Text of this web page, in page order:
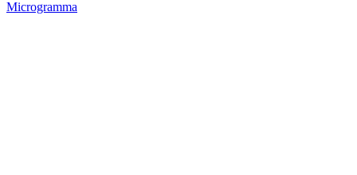
Microgramma